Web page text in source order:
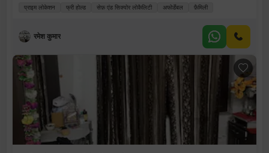
प्राइम लोकेशन फ्री होल्ड सेफ़ एंड सिक्योर लोकैलिटी अफोर्डेबल फ़ैमिली
रमेश कुमार